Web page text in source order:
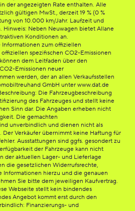
der angezeigten Rate enthalten. Alle
gültigen MwSt., derzeit 19 % (0 %
von 10.000 km/Jahr. Laufzeit und
Hinweis: Neben Neuwagen bietet Allane
Konditionen an.
zum offiziellen
spezifischen CO2-Emissionen
dem Leitfaden über den
Emissionen neuer
werden, der an allen Verkaufsstellen
GmbH unter www.dat.de
Die Fahrzeugbeschreibung
des Fahrzeuges und stellt keine
Sinn dar. Die Angaben erheben nicht
Die gemachten
unverbindlich und dienen nicht als
Der Verkäufer übernimmt keine Haftung für
Ausstattungen sind ggfs. gesondert zu
der Fahrzeuge kann nicht
der aktuellen Lager- und Lieferlage
die gesetzlichen Widerrufsrechte,
Informationen hierzu und die genauen
Sie bitte dem jeweiligen Kaufvertrag.
Webseite stellt kein bindendes
Angebot kommt erst durch den
Finanzierungs- und